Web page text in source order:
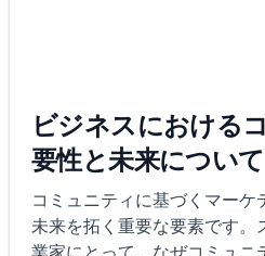
ビジネスにおける
要性と未来について
コミュニティに基づくマー
未来を拓く重要な要素です。